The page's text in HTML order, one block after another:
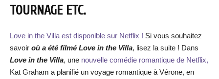
TOURNAGE ETC.
Love in the Villa est disponible sur Netflix ! Si vous souhaitez
savoir où a été filmé Love in the Villa, lisez la suite ! Dans
Love in the Villa, une nouvelle comédie romantique de Netflix,
Kat Graham a planifié un voyage romantique à Vérone, en